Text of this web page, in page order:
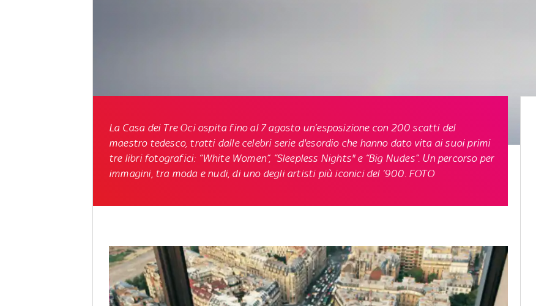
La Casa dei Tre Oci ospita fino al 7 agosto un’esposizione con 200 scatti del
maestro tedesco, tratti dalle celebri serie d'esordio che hanno dato vita ai suoi primi
tre libri fotografici: “White Women”, “Sleepless Nights" e “Big Nudes”. Un percorso per
immagini, tra moda e nudi, di uno degli artisti più iconici del ‘900. FOTO